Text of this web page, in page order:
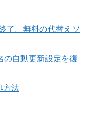
了。無料の代替えソ
の自動更新設定を復
方法